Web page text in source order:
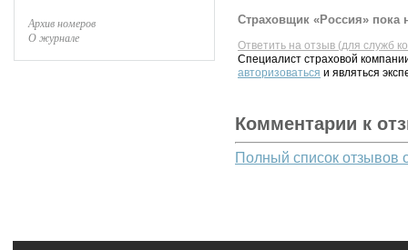
Архив номеров
О журнале
Страховщик «Россия» пока
Ответить на отзыв (для служб
Специалист страховой
авторизоваться и являться
Комментарии к
Полный список отзывов